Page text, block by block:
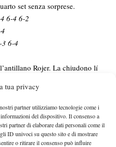
tua privacy
partner utilizziamo tecnologie come i
del dispositivo. Il consenso a
partner di elaborare dati personali come il
ID univoci su questo sito e di mostrare
o ritirare il consenso può influire
set senza sorprese.
6-4 6-2
6-4
Rojer. La chiudono lí
per portare il match al
partiti bene, portando a casa
di fila riescono a non arrivare
avessero strappato due volte il
quindi, sará quello del